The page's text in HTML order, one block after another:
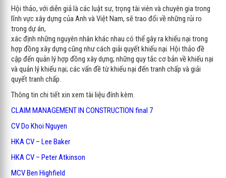
Hội thảo, với diễn giả là các luật sư, trọng tài viên và chuyên gia trong
lĩnh vực xây dựng của Anh và Việt Nam, sẽ trao đổi về những rủi ro
trong dự án,
xác định những nguyên nhân khác nhau có thể gây ra khiếu nại trong
hợp đồng xây dựng cũng như cách giải quyết khiếu nại. Hội thảo đề
cập đến quản lý hợp đồng xây dựng; những quy tắc cơ bản về khiếu nại
và quản lý khiếu nại; các vấn đề từ khiếu nại đến tranh chấp và giải
quyết tranh chấp.
Thông tin chi tiết xin xem tài liệu đính kèm.
CLAIM MANAGEMENT IN CONSTRUCTION final 7
CV Do Khoi Nguyen
HKA CV – Lee Baker
HKA CV – Peter Atkinson
MCV Ben Highfield